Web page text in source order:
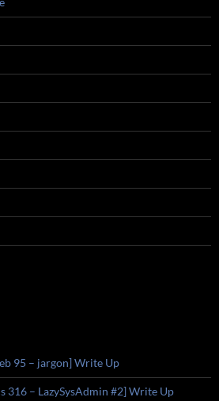
95 – jargon] Write Up
316 – LazySysAdmin #2] Write Up